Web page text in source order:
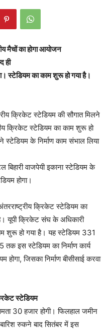
मैचों का होगा आयोजन
ही
स्टेडियम का काम शुरू हो गया है।
क्रिकेट स्टेडियम की सौगात मिलने
क्रिकेट स्टेडियम का काम शुरू हो
स्टेडियम के निर्माण काम संभाल लिया
वाजपेयी इकाना स्टेडियम के
होगा।
क्रिकेट स्टेडियम का
यूपी क्रिकेट संघ के अधिकारी
शुरू हो गया है। यह स्टेडियम 331
इस स्टेडियम का निर्माण कार्य
जिसका निर्माण बीसीसाई करवा
स्टेडियम
30 हजार होगी। फिलहाल जमीन
रुकने बाद सितंबर में इस